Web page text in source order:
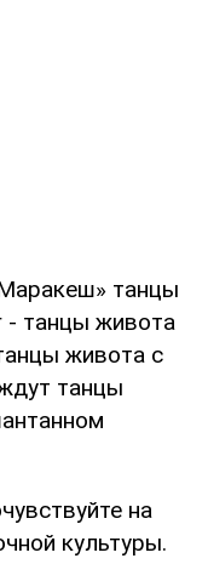
танцы
- танцы живота
живота с
танцы
на
культуры.